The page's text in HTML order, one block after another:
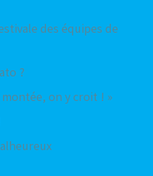
des équipes de
?
montée, on y croit ! »